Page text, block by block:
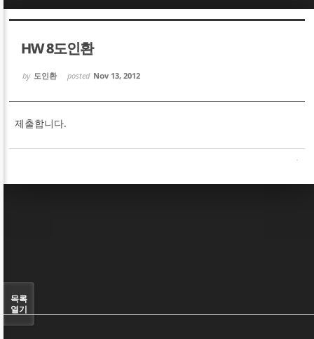
HW 8도인환
by 도인환 posted Nov 13, 2012
제출합니다.
목록
열기
Sketchbook5, 스케치북5
Sketchbook5, 스케치북5
Sketchbook5, 스케치북5
Sketchbook5, 스케치북5